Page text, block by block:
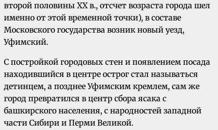
второй половины XX в., отсчет возраста города шел
именно от этой временной точки), в составе
Московского государства возник новый уезд,
Уфимский.
С постройкой городовых стен и появлением посада
находившийся в центре острог стал называться
детинцем, а позднее Уфимским кремлем, сам же
город превратился в центр сбора ясака с
башкирского населения, с народностей западной
части Сибири и Перми Великой.